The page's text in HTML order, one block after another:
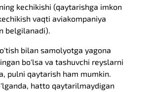
kechikishi (qaytarishga imkon
vaqti aviakompaniya
belgilanadi).
bilan samolyotga yagona
bo'lsa va tashuvchi reyslarni
pulni qaytarish ham mumkin.
hatto qaytarilmaydigan